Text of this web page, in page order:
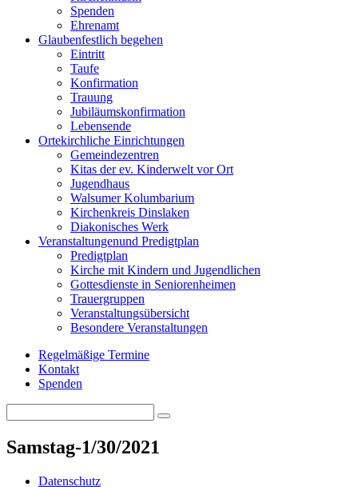
Spenden
Ehrenamt
Glaubenfestlich begehen
Eintritt
Taufe
Konfirmation
Trauung
Jubiläumskonfirmation
Lebensende
Ortekirchliche Einrichtungen
Gemeindezentren
Kitas der ev. Kinderwelt vor Ort
Jugendhaus
Walsumer Kolumbarium
Kirchenkreis Dinslaken
Diakonisches Werk
Veranstaltungenund Predigtplan
Predigtplan
Kirche mit Kindern und Jugendlichen
Gottesdienste in Seniorenheimen
Trauergruppen
Veranstaltungsübersicht
Besondere Veranstaltungen
Regelmäßige Termine
Kontakt
Spenden
for:
Search
Samstag-1/30/2021
Datenschutz